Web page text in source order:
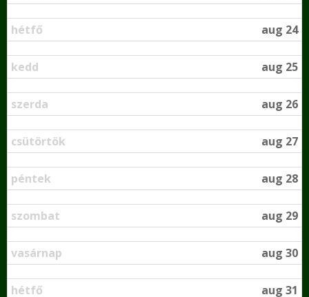
hétfő aug 24
kedd aug 25
szerda aug 26
csütörtök aug 27
péntek aug 28
szombat aug 29
vasárnap aug 30
hétfő aug 31